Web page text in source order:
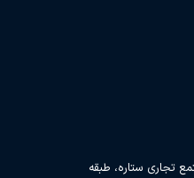
تجاری ستاره، طبقه